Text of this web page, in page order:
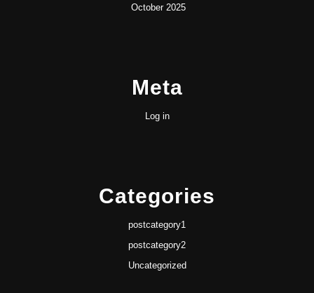
October 2025
Meta
Log in
Categories
postcategory1
postcategory2
Uncategorized